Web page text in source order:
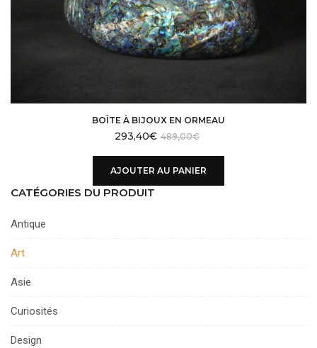
BOÎTE À BIJOUX EN ORMEAU
489,00€
293,40€
AJOUTER AU PANIER
CATÉGORIES DU PRODUIT
Antique
Art
Asie
Curiosités
Design